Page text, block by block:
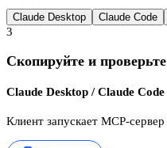
Claude Desktop Claude Code
3
Скопируйте и проверьте
Claude Desktop / Claude Code
Клиент запускает MCP-